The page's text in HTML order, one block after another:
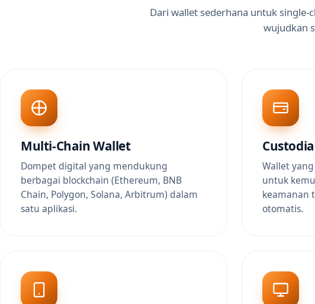
Dari wallet sederhana untuk
wujudkan
Multi-Chain Wallet
Dompet digital yang mendukung
berbagai blockchain (Ethereum, BNB
Chain, Polygon, Solana, Arbitrum) dalam
satu aplikasi.
Wallet
untuk
keamanan
otomatis.